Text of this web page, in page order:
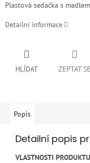
Plastová sedačka s
Detailní informace
ZEPTAT SE
HLÍDAT
Popis
Detailní popis
VLASTNOSTI PRODUKTU